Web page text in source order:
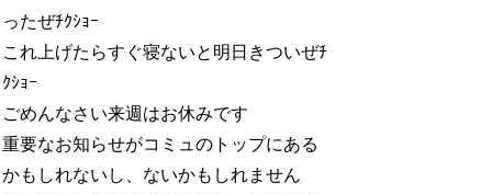
ったぜﾁｸｼｮｰ
これ上げたらすぐ寝ないと明日きついぜﾁ
ｸｼｮｰ
ごめんなさい来週はお休みです
重要なお知らせがコミュのトップにある
かもしれないし、ないかもしれません